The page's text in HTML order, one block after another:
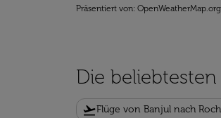
Präsentiert von: OpenWeatherMap.org
Die
flight_takeoffFlüge von Banjul nach